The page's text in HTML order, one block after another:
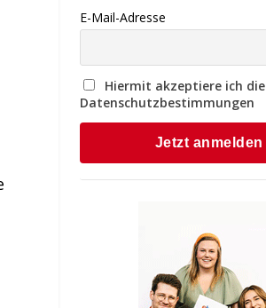
E-Mail-Adresse
Hiermit akzeptiere ich die
Datenschutzbestimmungen